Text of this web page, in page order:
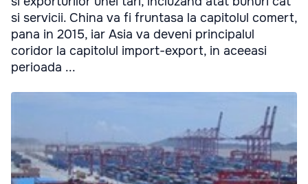
si servicii. China va fi fruntasa la capitolul comert,
pana in 2015, iar Asia va deveni principalul
coridor la capitolul import-export, in aceeasi
perioada ...